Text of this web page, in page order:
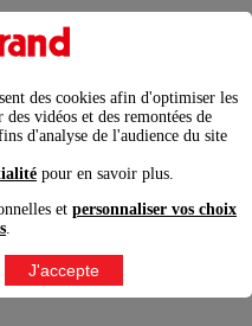
de vie
des cookies afin d'optimiser les
vidéos et des remontées de
d'analyse de l'audience du site
pour en savoir plus.
et personnaliser vos choix
.
J'accepte